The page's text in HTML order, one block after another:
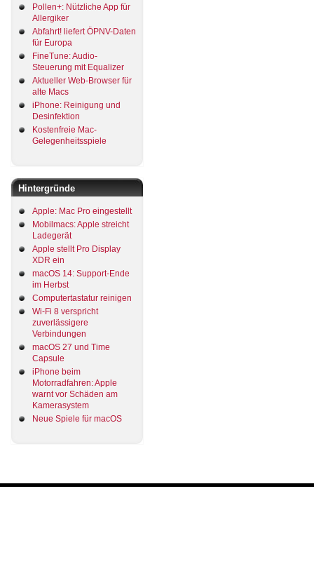
Pollen+: Nützliche App für
Allergiker
Abfahrt! liefert ÖPNV-Daten
für Europa
FineTune: Audio-
Steuerung mit Equalizer
Aktueller Web-Browser für
alte Macs
iPhone: Reinigung und
Desinfektion
Kostenfreie Mac-
Gelegenheitsspiele
Hintergründe
Apple: Mac Pro eingestellt
Mobilmacs: Apple streicht
Ladegerät
Apple stellt Pro Display
XDR ein
macOS 14: Support-Ende
im Herbst
Computertastatur reinigen
Wi-Fi 8 verspricht
zuverlässigere
Verbindungen
macOS 27 und Time
Capsule
iPhone beim
Motorradfahren: Apple
warnt vor Schäden am
Kamerasystem
Neue Spiele für macOS